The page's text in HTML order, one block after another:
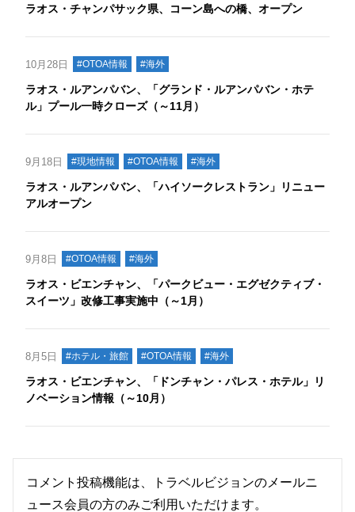
ラオス・チャンパサック県、コーン島への橋、オープン
10月28日 #OTOA情報 #海外
ラオス・ルアンパバン、「グランド・ルアンパバン・ホテ
ル」プール一時クローズ（～11月）
9月18日 #現地情報 #OTOA情報 #海外
ラオス・ルアンパバン、「ハイソークレストラン」リニュー
アルオープン
9月8日 #OTOA情報 #海外
ラオス・ビエンチャン、「パークビュー・エグゼクティブ・
スイーツ」改修工事実施中（～1月）
8月5日 #ホテル・旅館 #OTOA情報 #海外
ラオス・ビエンチャン、「ドンチャン・パレス・ホテル」リ
ノベーション情報（～10月）
コメント投稿機能は、トラベルビジョンのメールニ
ュース会員の方のみご利用いただけます。